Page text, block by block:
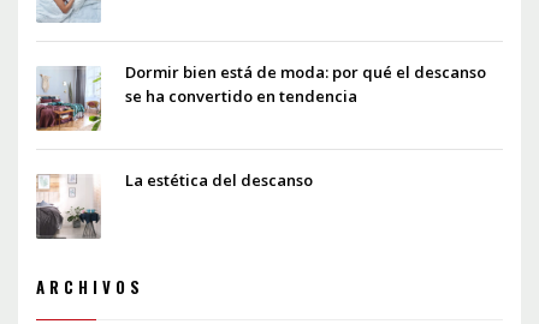
Dormir bien está de moda: por qué el descanso
se ha convertido en tendencia
La estética del descanso
ARCHIVOS